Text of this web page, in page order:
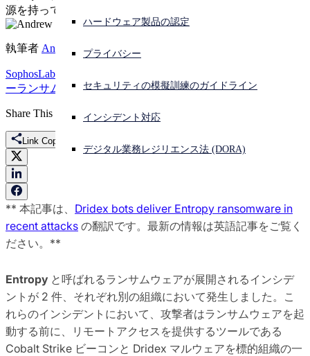
サイバー攻撃を受けている場合、連絡先はこちら
サインイン
Open search
日本語 Open language switcher
ハードウェア製品の認定
プライバシー
セキュリティの模擬訓練のガイドライン
インシデント対応
デジタル業務レジリエンス法 (DORA)
源を持っていることを示唆しています。
執筆者 Andrew Brandt
SophosLabs Uncut
ーランサムウェア特集脅威の調査脅威リサーチ
Share This
Link Copied
** 本記事は、 Dridex bots deliver Entropy ransomware in
recent attacks の翻訳です。最新の情報は英語記事をご覧く
ださい。**
Entropy と呼ばれるランサムウェアが展開されるインシデ
ントが 2 件、それぞれ別の組織において発生しました。こ
れらのインシデントにおいて、攻撃者はランサムウェアを起
動する前に、リモートアクセスを提供するツールである
Cobalt Strike ビーコンと Dridex マルウェアを標的組織の一